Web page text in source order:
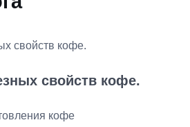
свойств кофе.